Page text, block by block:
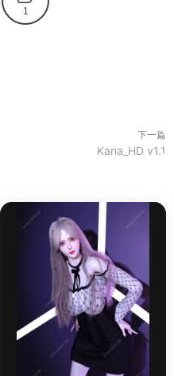
1
下一篇
Kana_HD v1.1